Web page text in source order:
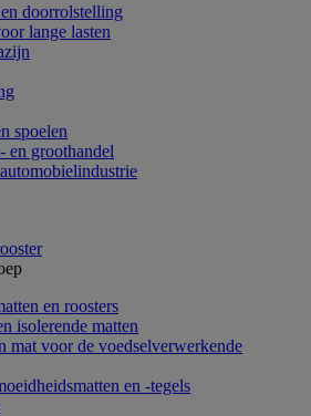
doorrolstelling
lange lasten
spoelen
en groothandel
en roosters
isolerende matten
mat voor de voedselverwerkende
en -tegels